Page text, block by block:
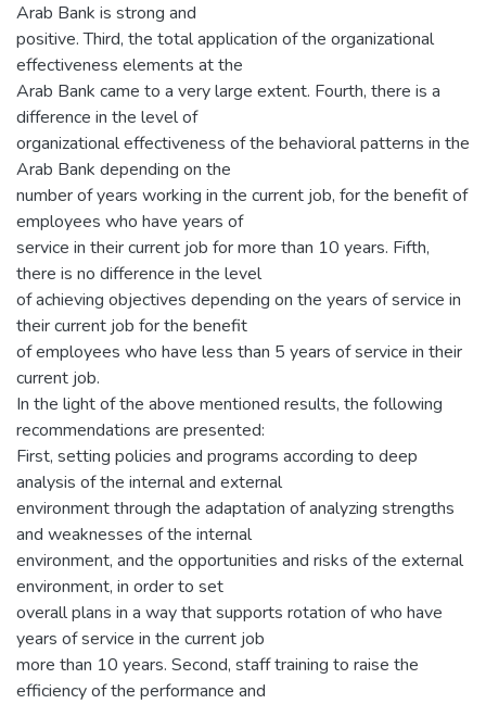
Arab Bank is strong and
positive. Third, the total application of the organizational
effectiveness elements at the
Arab Bank came to a very large extent. Fourth, there is a
difference in the level of
organizational effectiveness of the behavioral patterns in the
Arab Bank depending on the
number of years working in the current job, for the benefit of
employees who have years of
service in their current job for more than 10 years. Fifth,
there is no difference in the level
of achieving objectives depending on the years of service in
their current job for the benefit
of employees who have less than 5 years of service in their
current job.
In the light of the above mentioned results, the following
recommendations are presented:
First, setting policies and programs according to deep
analysis of the internal and external
environment through the adaptation of analyzing strengths
and weaknesses of the internal
environment, and the opportunities and risks of the external
environment, in order to set
overall plans in a way that supports rotation of who have
years of service in the current job
more than 10 years. Second, staff training to raise the
efficiency of the performance and